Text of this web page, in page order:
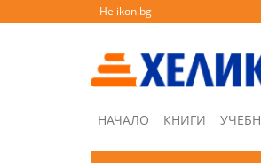
Helikon.bg
НАЧАЛО КНИГИ